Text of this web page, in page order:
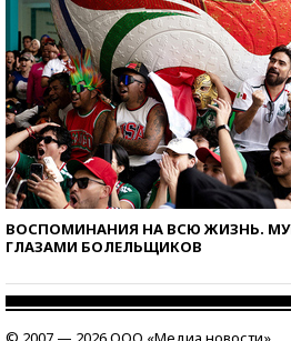
ВОСПОМИНАНИЯ НА ВСЮ ЖИЗНЬ.
ГЛАЗАМИ БОЛЕЛЬЩИКОВ